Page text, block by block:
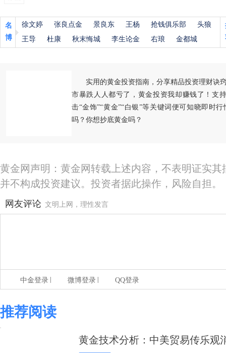
名
博
徐文婷 张良点金 景良东 王杨 抢钱俱乐部
头狼
王导
杜康 秋末悔城 李生论金 右琅 金都城
实用的黄金投资指南，分享精品投资理财诀
市暴跌人人都亏了，黄金投资我却赚钱了！支
击“金饰”“黄金”“白银”等关键词便可知晓即时
吗？你想抄底黄金吗？
黄金网声明：黄金网转载上述内容，不表明证实
并不构成投资建议。投资者据此操作，风险自担。
网友评论 文明上网，理性发言
中金登录 微博登录 QQ登录
推荐阅读
黄金技术分析：中美贸易传乐观